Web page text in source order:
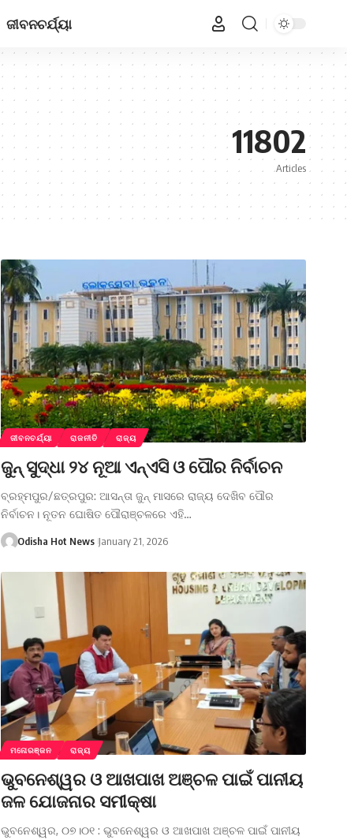
ଜୀବନଚର୍ଯ୍ୟା
11802
Articles
ଜୀବନଚର୍ଯ୍ୟା ରାଜନୀତି ରାଜ୍ୟ
ଜୁନ୍‌ ସୁଦ୍ଧା ୨୪ ନୂଆ ଏନ୍‌ଏସି ଓ ପୌର ନିର୍ବାଚନ
ବ୍ରହ୍ମପୁର/ଛତ୍ରପୁର: ଆସନ୍ତା ଜୁନ୍‌ ମାସରେ ରାଜ୍ୟ ଦେଖିବ ପୌର
ନିର୍ବାଚନ। ନୂତନ ଘୋଷିତ ପୌରାଞ୍ଚଳରେ ଏହି…
Odisha Hot News January 21, 2026
ମନୋରଞ୍ଜନ ରାଜ୍ୟ
ଭୁବନେଶ୍ୱର ଓ ଆଖପାଖ ଅଞ୍ଚଳ ପାଇଁ ପାନୀୟ
ଜଳ ଯୋଜନାର ସମୀକ୍ଷା
ଭୁବନେଶ୍ୱର, ୦୭।୦୧ : ଭୁବନେଶ୍ୱର ଓ ଆଖପାଖ ଅଞ୍ଚଳ ପାଇଁ ପାନୀୟ